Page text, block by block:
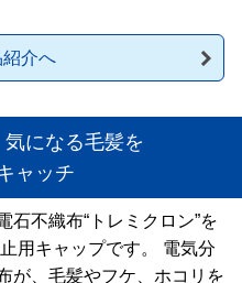
介へ
になる毛髪を
ャッチ
石不織布“トレミクロン”を
用キャップです。 電気分
が、毛髪やフケ、ホコリを